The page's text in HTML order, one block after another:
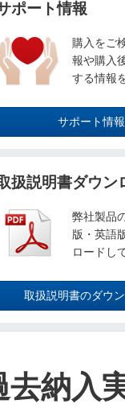
ポート情報
購入をご
報や購入
する情報
サポート情
扱説明書ダウン
弊社製品
版・英語
ロードし
取扱説明書のダウ
去納入